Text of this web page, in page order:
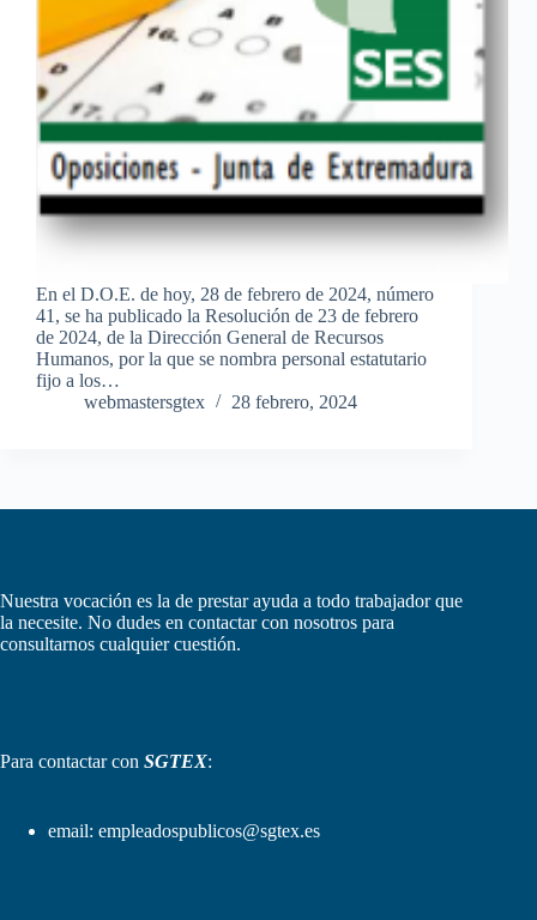
En el D.O.E. de hoy, 28 de febrero de 2024, número
41, se ha publicado la Resolución de 23 de febrero
de 2024, de la Dirección General de Recursos
Humanos, por la que se nombra personal estatutario
fijo a los…
webmastersgtex
28 febrero, 2024
Nuestra vocación es la de prestar ayuda a todo trabajador que
la necesite. No dudes en contactar con nosotros para
consultarnos cualquier cuestión.
Para contactar con SGTEX:
email: empleadospublicos@sgtex.es